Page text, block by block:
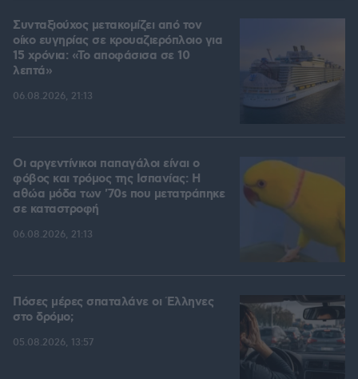
Συνταξιούχος μετακομίζει από τον
οίκο ευγηρίας σε κρουαζιερόπλοιο για
15 χρόνια: «Το αποφάσισα σε 10
λεπτά»
06.08.2026, 21:13
Οι αργεντίνικοι παπαγάλοι είναι ο
φόβος και τρόμος της Ισπανίας: Η
αθώα μόδα των '70s που μετατράπηκε
σε καταστροφή
06.08.2026, 21:13
Πόσες μέρες σπαταλάνε οι Έλληνες
στο δρόμο;
05.08.2026, 13:57